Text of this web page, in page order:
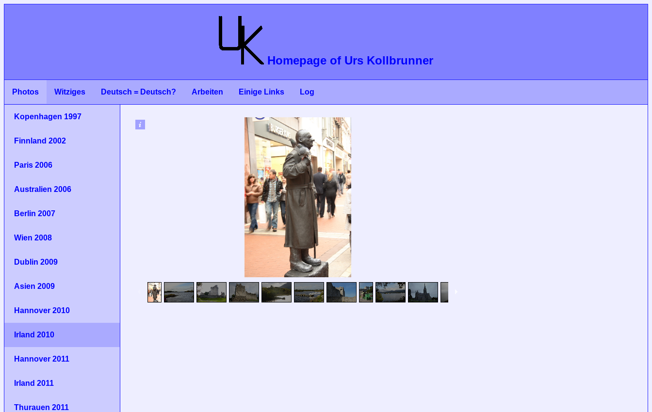
Homepage of Urs Kollbrunner
Photos Witziges Deutsch = Deutsch? Arbeiten Einige Links Log
Kopenhagen 1997
Finnland 2002
Paris 2006
Australien 2006
Berlin 2007
Wien 2008
Dublin 2009
Asien 2009
Hannover 2010
Irland 2010
Hannover 2011
Irland 2011
Thurauen 2011